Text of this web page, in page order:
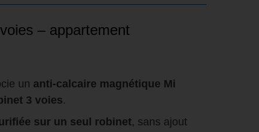
– appartement
un anti-calcaire magnétique Mi
3 voies.
sur un seul robinet, sans ajout